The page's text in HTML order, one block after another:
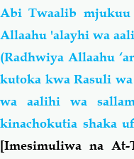
Abi Twaalib mjukuu
Allaahu 'alayhi wa
(Radhwiya Allaahu
kutoka kwa Rasuli
wa aalihi wa
kinachokutia shaka
[Imesimuliwa na